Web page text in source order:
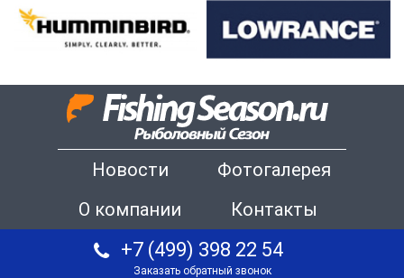
Новости
Фотогалерея
О компании
Контакты
+7 (499) 398 22 54
Заказать обратный звонок